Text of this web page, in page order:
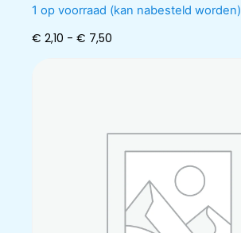
1 op voorraad (kan nabesteld worden)
€ 2,10 - € 7,50